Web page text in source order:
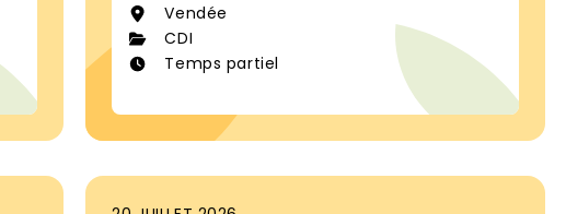
Vendée
CDI
Temps partiel